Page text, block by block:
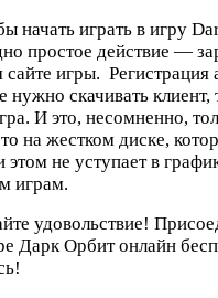
начать играть в игру
простое действие —
игры. Регистрация
нужно скачивать
И это, несомненно,
на жестком диске,
этом не уступает в
играм.
удовольствие!
Дарк Орбит онлайн